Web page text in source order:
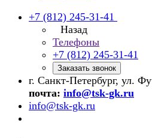
+7 (812) 245-31-41
Назад
Телефоны
+7 (812) 245-31-41
Заказать звонок
г. Санкт-Петербург, ул.
почта: info@tsk-gk.ru
info@tsk-gk.ru